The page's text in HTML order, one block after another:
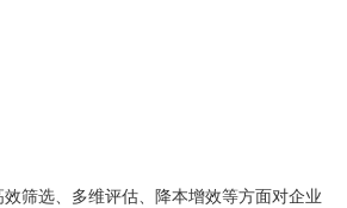
筛选、多维评估、降本增效等方面对企业